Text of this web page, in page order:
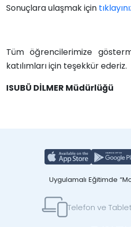
Sonuçlara ulaşmak için
Tüm öğrencilerimize
katılımları için teşekkür ederiz.
ISUBÜ DİLMER Müdürlüğü
Uygulamalı Eğitimde
Telefon ve